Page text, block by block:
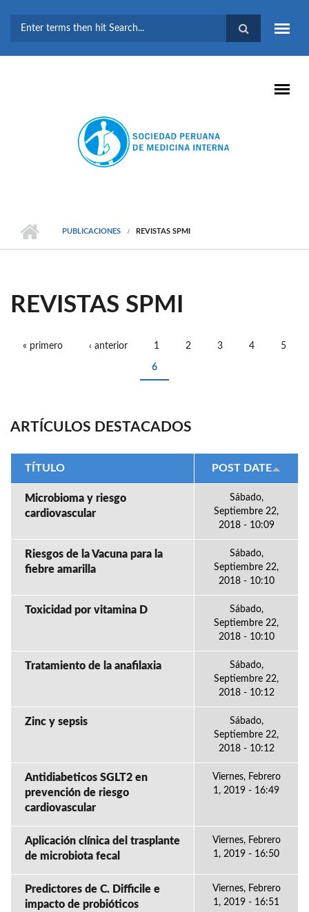
BÚSQUEDA
PUBLICACIONES REVISTAS SPMI
REVISTAS SPMI
« primero ‹ anterior 1 2 3 4 5
6
ARTÍCULOS DESTACADOS
TÍTULO POST DATE
Microbioma y riesgo
cardiovascular
Sábado,
Septiembre 22,
2018 - 10:09
Riesgos de la Vacuna para la
fiebre amarilla
Sábado,
Septiembre 22,
2018 - 10:10
Toxicidad por vitamina D
Sábado,
Septiembre 22,
2018 - 10:10
Tratamiento de la anafilaxia
Sábado,
Septiembre 22,
2018 - 10:12
Zinc y sepsis
Sábado,
Septiembre 22,
2018 - 10:12
Antidiabeticos SGLT2 en
prevención de riesgo
cardiovascular
Viernes, Febrero
1, 2019 - 16:49
Aplicación clínica del trasplante
de microbiota fecal
Viernes, Febrero
1, 2019 - 16:50
Predictores de C. Difficile e
impacto de probióticos
Viernes, Febrero
1, 2019 - 16:51